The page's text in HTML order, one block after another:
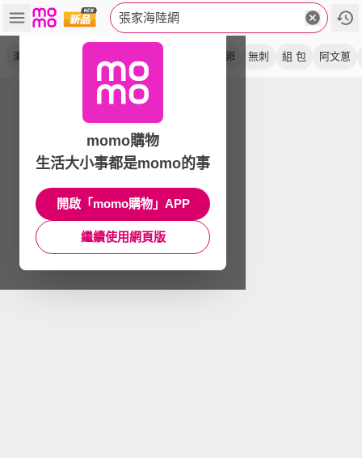
張家海陸網
海鮮 爆卵 無刺 組 包 阿文蔥
momo購物
生活大小事都是momo的事
開啟「momo購物」APP
繼續使用網頁版